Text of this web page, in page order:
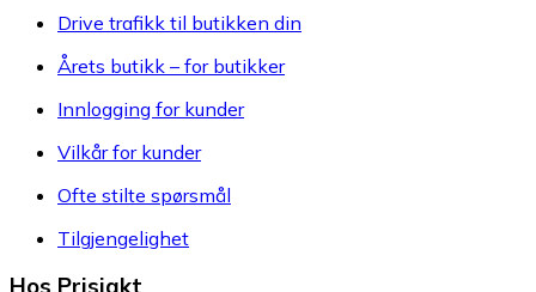
Drive trafikk til butikken din
Årets butikk – for butikker
Innlogging for kunder
Vilkår for kunder
Ofte stilte spørsmål
Tilgjengelighet